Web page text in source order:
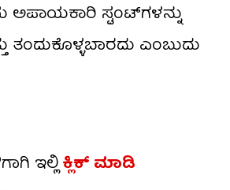
ಸ್ಟಂಟ್​ಗಳನ್ನು
ತಂದುಕೊಳ್ಳಬಾರದು ಎಂಬುದು
ಇಲ್ಲಿಕ್ಲಿಕ್ ಮಾಡಿ